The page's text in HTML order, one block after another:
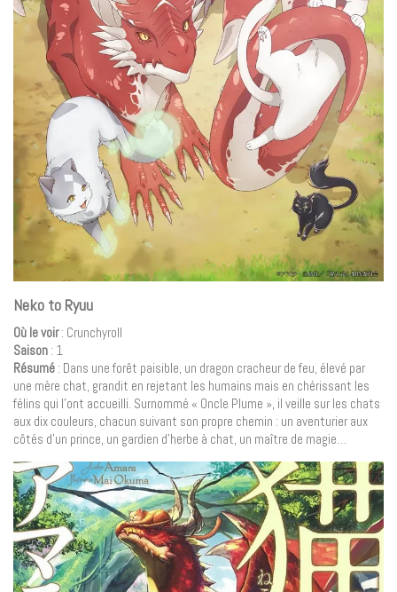
Neko to Ryuu
Où le voir: Crunchyroll
Saison : 1
Résumé : Dans une forêt paisible, un dragon cracheur de feu, élevé par
une mère chat, grandit en rejetant les humains mais en chérissant les
félins qui l’ont accueilli. Surnommé « Oncle Plume », il veille sur les chats
aux dix couleurs, chacun suivant son propre chemin : un aventurier aux
côtés d’un prince, un gardien d’herbe à chat, un maître de magie…